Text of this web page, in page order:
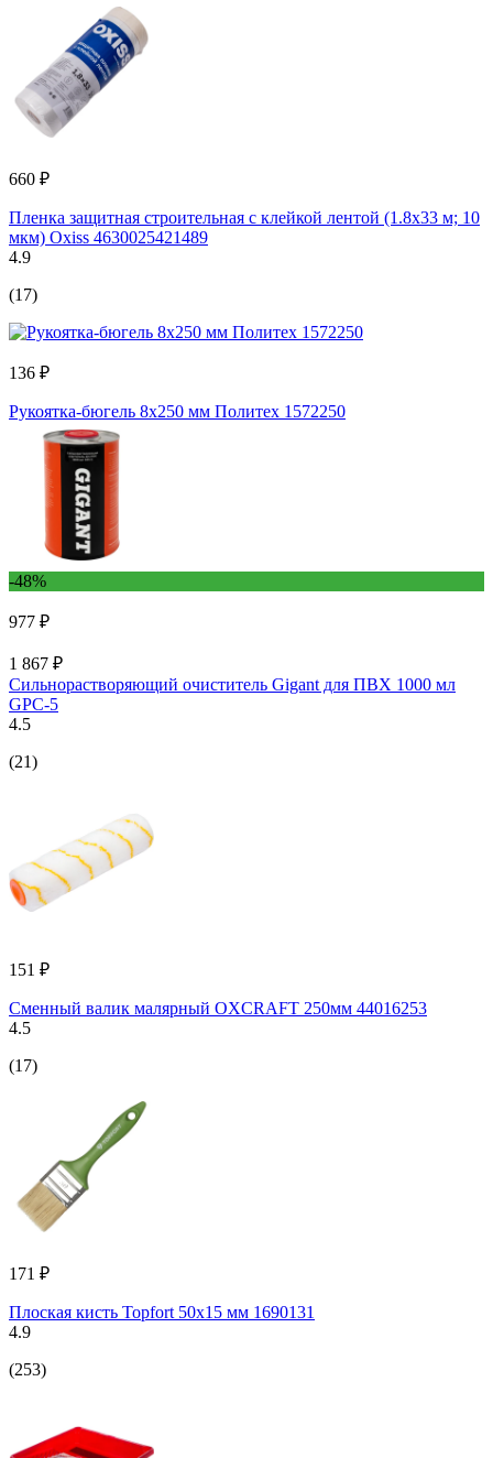
660 ₽
Пленка защитная строительная с клейкой лентой (1.8х33 м; 10
мкм) Oxiss 4630025421489
4.9
(17)
136 ₽
Рукоятка-бюгель 8x250 мм Политех 1572250
-48%
977 ₽
1 867 ₽
Сильнорастворяющий очиститель Gigant для ПВХ 1000 мл
GPC-5
4.5
(21)
151 ₽
Сменный валик малярный OXCRAFT 250мм 44016253
4.5
(17)
171 ₽
Плоская кисть Topfort 50x15 мм 1690131
4.9
(253)